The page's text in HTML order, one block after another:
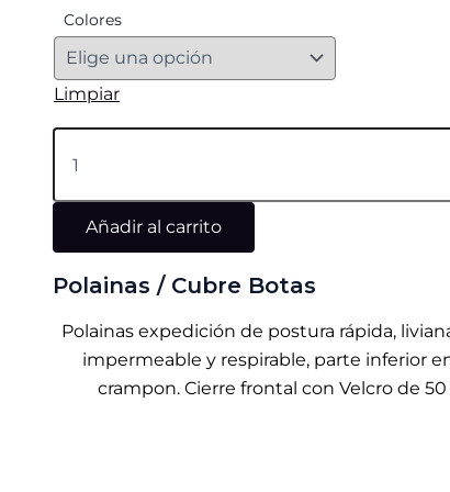
Colores
Limpiar
Añadir al carrito
Polainas / Cubre Botas
Polainas expedición de postura rápida,
impermeable y respirable, parte inferior
crampon. Cierre frontal con Velcro de